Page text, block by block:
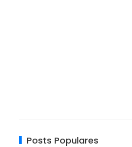
Posts Populares